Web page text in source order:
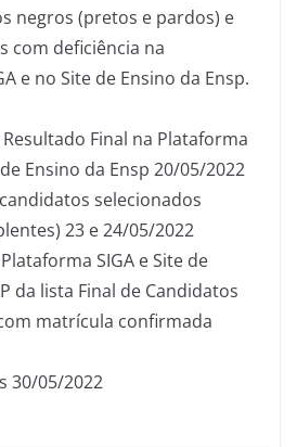
negros (pretos e pardos) e
com deficiência na
e no Site de Ensino da Ensp.
Final na Plataforma
Ensino da Ensp 20/05/2022
selecionados
23 e 24/05/2022
SIGA e Site de
da lista Final de Candidatos
matrícula confirmada
30/05/2022